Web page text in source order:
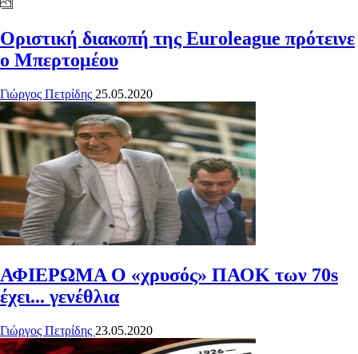
Οριστική διακοπή της Euroleague πρότεινε
ο Μπερτομέου
Γιώργος Πετρίδης 25.05.2020
ΑΦΙΕΡΩΜΑ Ο «χρυσός» ΠΑΟΚ των 70s
έχει... γενέθλια
Γιώργος Πετρίδης 23.05.2020